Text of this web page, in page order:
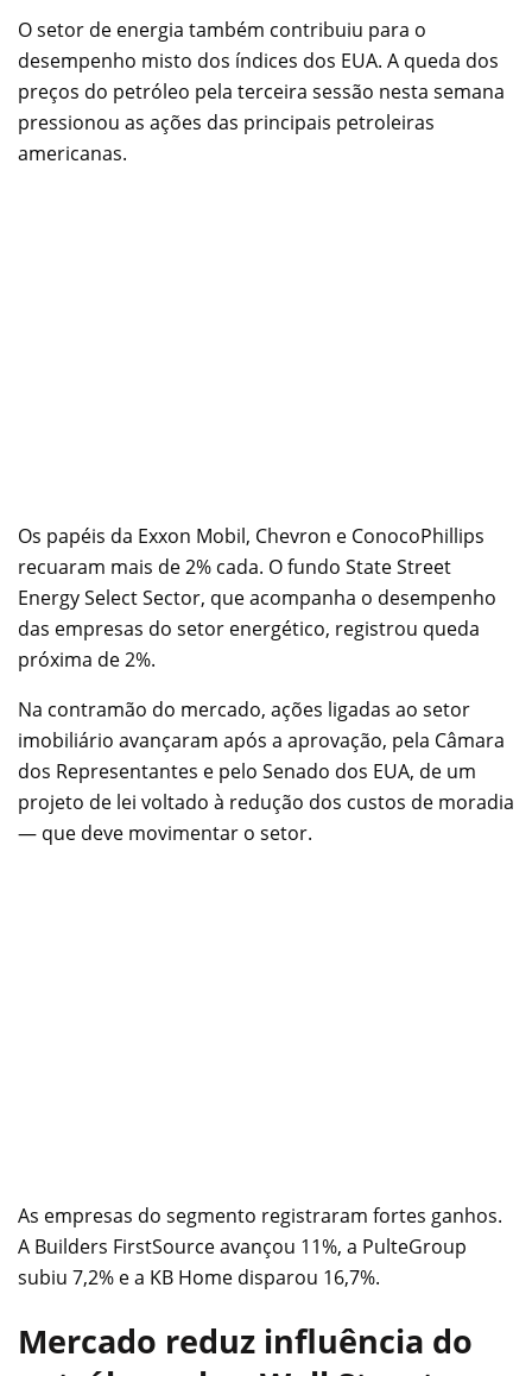
O setor de energia também contribuiu para o
desempenho misto dos índices dos EUA. A queda dos
preços do petróleo pela terceira sessão nesta semana
pressionou as ações das principais petroleiras
americanas.
Os papéis da Exxon Mobil, Chevron e ConocoPhillips
recuaram mais de 2% cada. O fundo State Street
Energy Select Sector, que acompanha o desempenho
das empresas do setor energético, registrou queda
próxima de 2%.
Na contramão do mercado, ações ligadas ao setor
imobiliário avançaram após a aprovação, pela Câmara
dos Representantes e pelo Senado dos EUA, de um
projeto de lei voltado à redução dos custos de moradia
— que deve movimentar o setor.
As empresas do segmento registraram fortes ganhos.
A Builders FirstSource avançou 11%, a PulteGroup
subiu 7,2% e a KB Home disparou 16,7%.
Mercado reduz influência do